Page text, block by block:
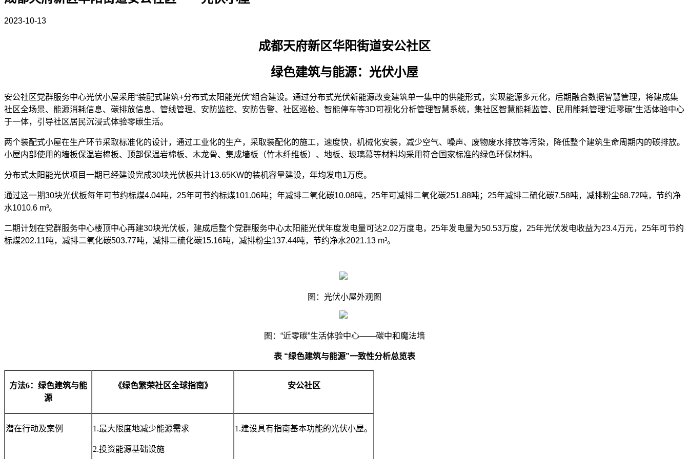
2023-10-13
成都天府新区华阳街道安公社区
绿色建筑与能源：光伏小屋
安公社区党群服务中心光伏小屋采用“装配式建筑+分布式太阳能光伏”组合建设。通过分布式光伏新能源改变建筑单一集中的供能形式，实现能源多元化，后期融合数据智慧管理，将建成集
社区全场景、能源消耗信息、碳排放信息、管线管理、安防监控、安防告警、社区巡检、智能停车等3D可视化分析管理智慧系统，集社区智慧能耗监管、民用能耗管理“近零碳”生活体验中心
于一体，引导社区居民沉浸式体验零碳生活。
两个装配式小屋在生产环节采取标准化的设计，通过工业化的生产，采取装配化的施工，速度快，机械化安装，减少空气、噪声、废物废水排放等污染，降低整个建筑生命周期内的碳排放。
小屋内部使用的墙板保温岩棉板、顶部保温岩棉板、木龙骨、集成墙板（竹木纤维板）、地板、玻璃幕等材料均采用符合国家标准的绿色环保材料。
分布式太阳能光伏项目一期已经建设完成30块光伏板共计13.65KW的装机容量建设，年均发电1万度。
通过这一期30块光伏板每年可节约标煤4.04吨，25年可节约标煤101.06吨；年减排二氧化碳10.08吨，25年可减排二氧化碳251.88吨；25年减排二硫化碳7.58吨，减排粉尘68.72吨，节约净
水1010.6 m³。
二期计划在党群服务中心楼顶中心再建30块光伏板，建成后整个党群服务中心太阳能光伏年度发电量可达2.02万度电，25年发电量为50.53万度，25年光伏发电收益为23.4万元，25年可节约
标煤202.11吨，减排二氧化碳503.77吨，减排二硫化碳15.16吨，减排粉尘137.44吨，节约净水2021.13 m³。
图 ：光伏小屋外观图
图 ：“近零碳”生活体验中心——碳中和魔法墙
表 “绿色建筑与能源”一致性分析总览表
方法6：绿色建筑与能
源
《绿色繁荣社区全球指南》 安公社区
潜在行动及案例 1.最大限度地减少能源需求
2.投资能源基础设施
1.建设具有指南基本功能的光伏小屋。